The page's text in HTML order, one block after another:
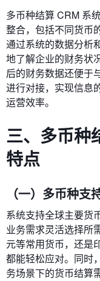
多币种结算 CRM 系
整合，包括不同货币
通过系统的数据分析
地了解企业的财务状
后的财务数据还便于
进行对接，实现信息
运营效率。
三、多币种
特点
（一）多币种支
系统支持全球主要货
业务需求灵活选择所
元等常用货币，还是
都能轻松应对。同时
务场景下的货币结算